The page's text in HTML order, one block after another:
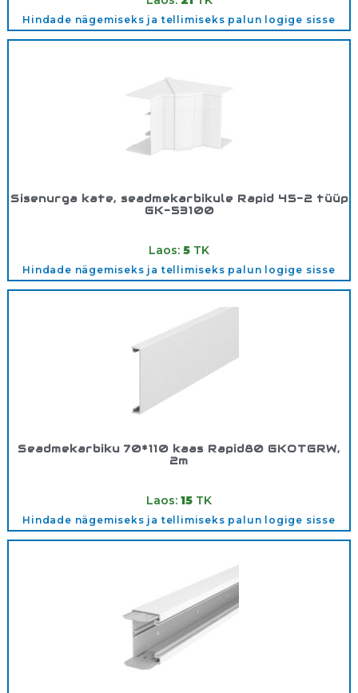
Hindade nägemiseks ja tellimiseks palun logige sisse
Sisenurga kate, seadmekarbikule Rapid 45-2 tüüp
GK-53100
Laos: 5 TK
Hindade nägemiseks ja tellimiseks palun logige sisse
Seadmekarbiku 70*110 kaas Rapid80 GKOTGRW,
2m
Laos: 15 TK
Hindade nägemiseks ja tellimiseks palun logige sisse